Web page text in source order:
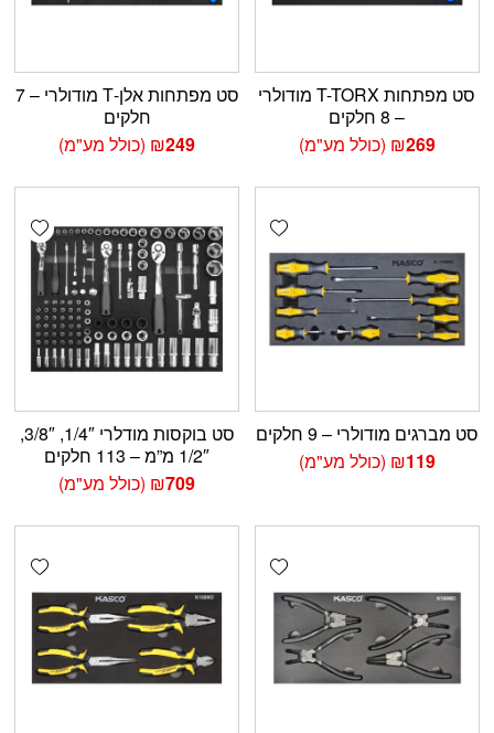
סט מפתחות T-TORX מודולרי
– 8 חלקים
₪269 (כולל מע"מ)
סט מפתחות אלן-T מודולרי – 7
חלקים
₪249 (כולל מע"מ)
Add wishlist
סט מברגים מודולרי – 9 חלקים
₪119 (כולל מע"מ)
סט בוקסות מודלרי 1/4″, 3/8″,
1/2″ מ”מ – 113 חלקים
₪709 (כולל מע"מ)
Add wishlist